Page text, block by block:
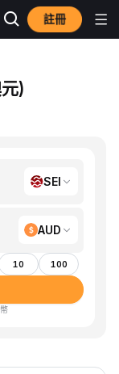
註冊
)
SEI
AUD
10 100